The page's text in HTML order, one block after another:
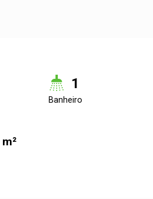
1
Banheiro